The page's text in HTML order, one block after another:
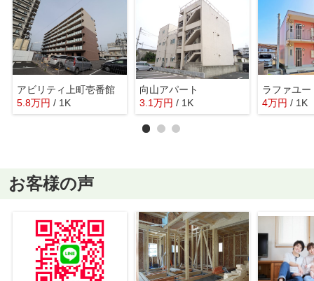
アビリティ上町壱番館
5.8万円 / 1K
向山アパート
3.1万円 / 1K
ラファユー
4万円 / 1K
お客様の声